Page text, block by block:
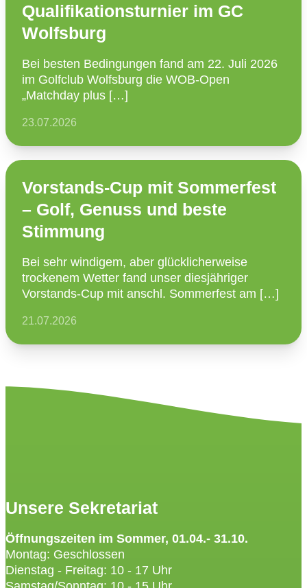
Qualifikationsturnier im GC
Wolfsburg
Bei besten Bedin­gungen fand am 22. Juli 2026
im Golfclub Wolfsburg die WOB-Open
„Matchday plus […]
23.07.2026
Vorstands-Cup mit Sommerfest
– Golf, Genuss und beste
Stimmung
Bei sehr windigem, aber glück­li­cher­weise
trockenem Wetter fand unser diesjäh­riger
Vorstands-Cup mit anschl. Sommer­fest am […]
21.07.2026
Unsere Sekretariat
Öffnungszeiten im Sommer, 01.04.- 31.10.
Montag: Geschlossen
Dienstag - Freitag: 10 - 17 Uhr